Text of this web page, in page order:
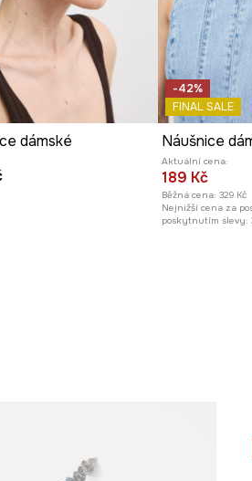
dámské
-42%
FINAL SALE
Náušnice
Aktuální cena:
189 Kč
Běžná cena: 329 Kč
Nejnižší cena za
poskytnutím slevy: